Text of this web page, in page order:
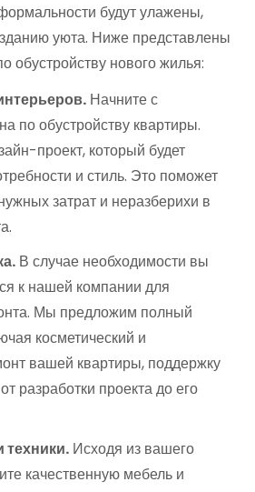
будут улажены,
уюта. Ниже представлены
обустройству нового жилья:
Начните с
по обустройству квартиры.
проект, который будет
и стиль. Это поможет
затрат и неразберихи в
В случае необходимости вы
к нашей компании для
Мы предложим полный
косметический и
вашей квартиры, поддержку
разработки проекта до его
Исходя из вашего
качественную мебель и